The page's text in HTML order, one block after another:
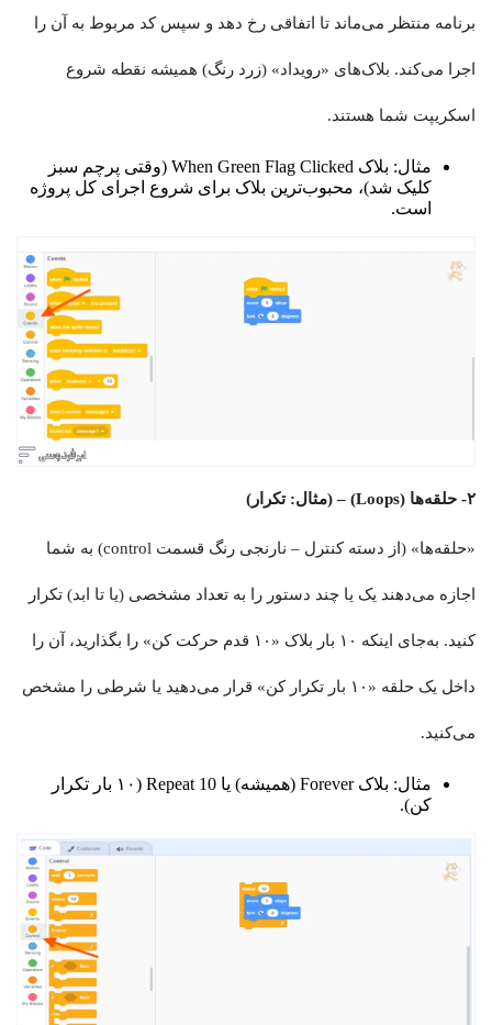
برنامه منتظر می‌ماند تا اتفاقی رخ دهد و سپس کد مربوط به آن را
اجرا می‌کند. بلاک‌های «رویداد» (زرد رنگ) همیشه نقطه شروع
اسکریپت شما هستند.
مثال: بلاک When Green Flag Clicked (وقتی پرچم سبز
کلیک شد)، محبوب‌ترین بلاک برای شروع اجرای کل پروژه
است.
۲- حلقه‌ها (Loops) – (مثال: تکرار)
«حلقه‌ها» (از دسته کنترل – نارنجی رنگ قسمت control) به شما
اجازه می‌دهند یک یا چند دستور را به تعداد مشخصی (یا تا ابد) تکرار
کنید. به‌جای اینکه ۱۰ بار بلاک «۱۰ قدم حرکت کن» را بگذارید، آن را
داخل یک حلقه «۱۰ بار تکرار کن» قرار می‌دهید یا شرطی را مشخص
می‌کنید.
مثال: بلاک Forever (همیشه) یا Repeat 10 (۱۰ بار تکرار
کن).